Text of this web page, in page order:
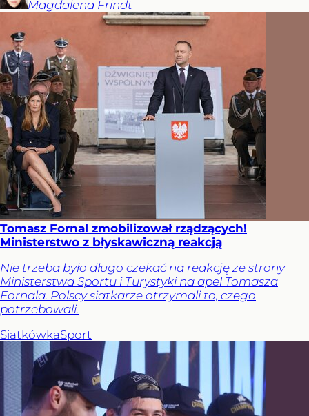
Magdalena Frindt
Tomasz Fornal zmobilizował rządzących!
Ministerstwo z błyskawiczną reakcją
Nie trzeba było długo czekać na reakcję ze strony
Ministerstwa Sportu i Turystyki na apel Tomasza
Fornala. Polscy siatkarze otrzymali to, czego
potrzebowali.
SiatkówkaSport